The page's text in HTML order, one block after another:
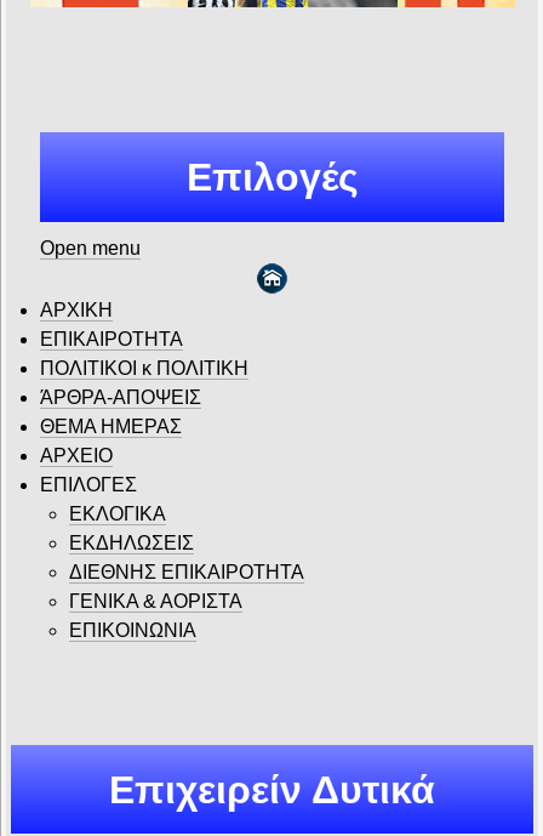
Επιλογές
Open menu
ΑΡΧΙΚΗ
ΕΠΙΚΑΙΡΟΤΗΤΑ
ΠΟΛΙΤΙΚΟΙ κ ΠΟΛΙΤΙΚΗ
ΆΡΘΡΑ-ΑΠΟΨΕΙΣ
ΘΕΜΑ ΗΜΕΡΑΣ
ΑΡΧΕΙΟ
ΕΠΙΛΟΓΕΣ
ΕΚΛΟΓΙΚΑ
ΕΚΔΗΛΩΣΕΙΣ
ΔΙΕΘΝΗΣ ΕΠΙΚΑΙΡΟΤΗΤΑ
ΓΕΝΙΚΑ & ΑΟΡΙΣΤΑ
ΕΠΙΚΟΙΝΩΝΙΑ
Επιχειρείν Δυτικά